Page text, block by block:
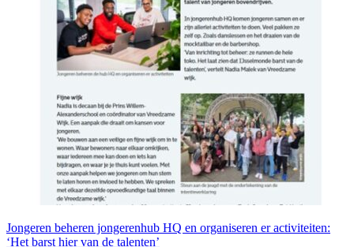
Jongeren beheren jongerenhub HQ en organiseren er activiteiten:
‘Het barst hier van de talenten’